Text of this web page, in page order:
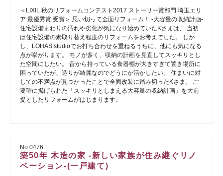
＜LIXIL 秋のリフォームコンテスト2017 ストーリー賞部門 埼玉エリ
ア 最優秀賞 受賞＞ 思い切って全面リフォーム！ -大容量の収納計画-
住宅設備まわりの汚れや劣化が気になり始めていたKさまは、 当初
は住宅設備の素取り替え程度のリフォームをお考えでした。 しか
し、LOHAS studioでお打ち合わせを重ねるうちに、他にも気になる
点が挙がります。 モノが多く、収納の計画を見直してスッキリとし
た空間にしたい。 昔から持っている食器棚が大きすぎて置き場所に
困っていたが、造りが綺麗なのでどうにか活かしたい。 住まいに対
しての不満点が見つかったことで全面改装に踏み切ったKさま。 ご
要望に掲げられた「スッキリとしまえる大容量の収納計画」を大前
提としたリフォームがはじまります。
No.0476
築50年 木造の家 -新しい家族が住み継ぐリノ
ベーション-(一戸建て)